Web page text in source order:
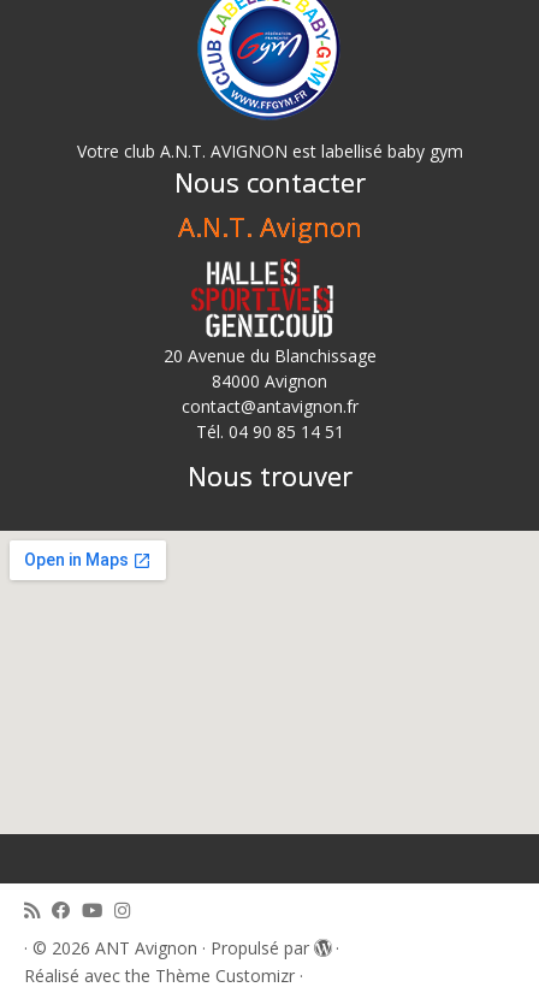
Votre club A.N.T. AVIGNON est labellisé baby gym
Nous contacter
A.N.T. Avignon
20 Avenue du Blanchissage
84000 Avignon
contact@antavignon.fr
Tél. 04 90 85 14 51
Nous trouver
· © 2026 ANT Avignon · Propulsé par
·
Réalisé avec the Thème Customizr ·